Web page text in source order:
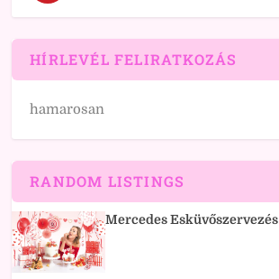
HÍRLEVÉL FELIRATKOZÁS
hamarosan
RANDOM LISTINGS
Mercedes Esküvőszervezés